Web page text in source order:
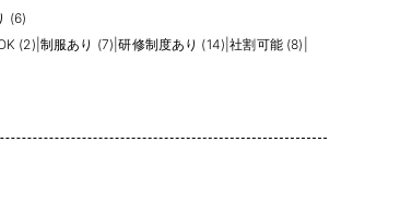
(6)
(2) 制服あり (7) |研修制度あり (14) |社割可能 (8)